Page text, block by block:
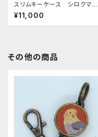
スリムキーケース シロクマ
ネイビー 白熊 白くま しろ
ま
¥11,000
その他の商品